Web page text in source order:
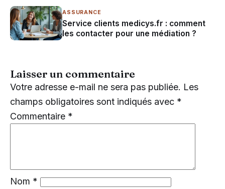
ASSURANCE
Service clients medicys.fr : comment
les contacter pour une médiation ?
Laisser un commentaire
Votre adresse e-mail ne sera pas publiée. Les
champs obligatoires sont indiqués avec *
Commentaire *
Nom *